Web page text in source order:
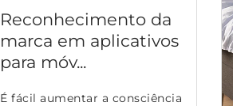
Reconhecimento da
marca em aplicativos
para móv...
É fácil aumentar a consciência